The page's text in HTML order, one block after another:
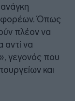
φορέων. Όπως
πλέον να
να
γεγονός που
και